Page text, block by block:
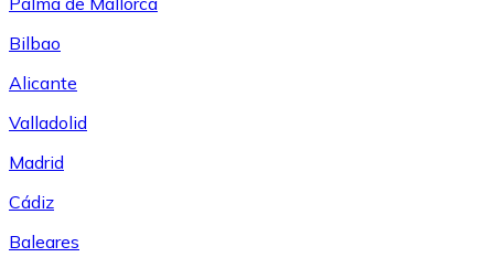
Bilbao
Alicante
Valladolid
Madrid
Cádiz
Baleares